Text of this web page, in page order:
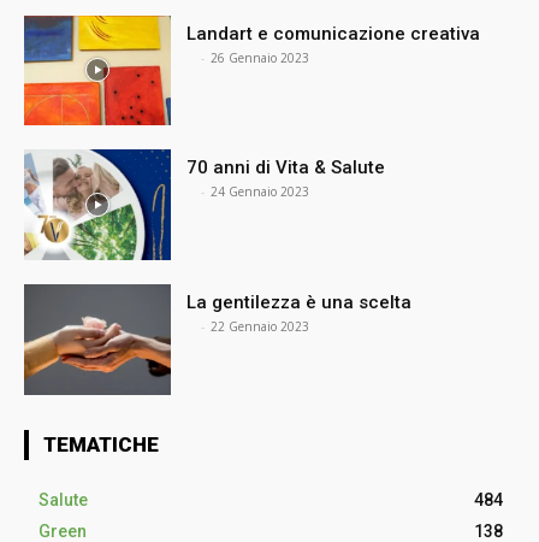
Landart e comunicazione creativa
- 26 Gennaio 2023
70 anni di Vita & Salute
- 24 Gennaio 2023
La gentilezza è una scelta
- 22 Gennaio 2023
TEMATICHE
Salute
484
Green
138